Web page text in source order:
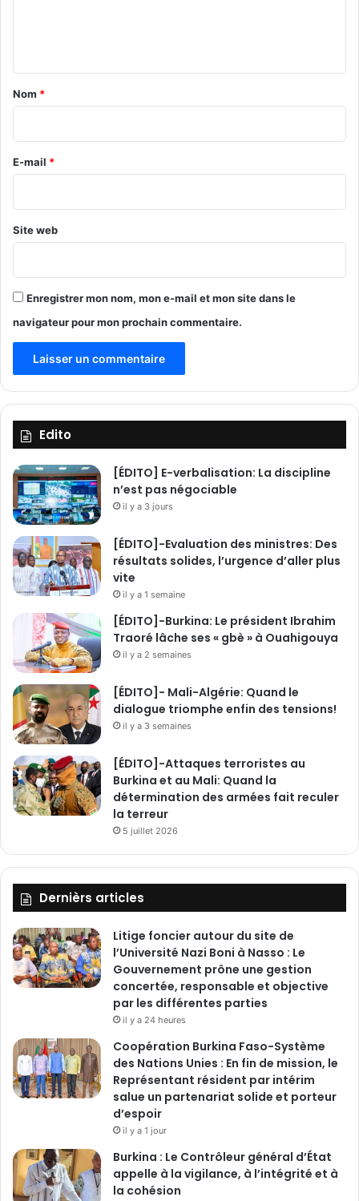
v
o
i
»
a
r
e
Nom *
E-mail *
Site web
Enregistrer mon nom, mon e-mail et mon site dans le
navigateur pour mon prochain commentaire.
Edito
[ÉDITO] E-verbalisation: La discipline
n’est pas négociable
il y a 3 jours
[ÉDITO]-Evaluation des ministres: Des
résultats solides, l’urgence d’aller plus
vite
il y a 1 semaine
[ÉDITO]-Burkina: Le président Ibrahim
Traoré lâche ses « gbè » à Ouahigouya
il y a 2 semaines
[ÉDITO]- Mali-Algérie: Quand le
dialogue triomphe enfin des tensions!
il y a 3 semaines
[ÉDITO]-Attaques terroristes au
Burkina et au Mali: Quand la
détermination des armées fait reculer
la terreur
5 juillet 2026
Dernièrs articles
Litige foncier autour du site de
l’Université Nazi Boni à Nasso : Le
Gouvernement prône une gestion
concertée, responsable et objective
par les différentes parties
il y a 24 heures
‎Coopération Burkina Faso-Système
des Nations Unies : En fin de mission, le
Représentant résident par intérim
salue un partenariat solide et porteur
d’espoir
il y a 1 jour
Burkina : Le Contrôleur général d’État
appelle à la vigilance, à l’intégrité et à
la cohésion